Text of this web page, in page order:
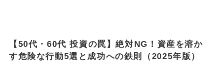
【50代・60代 投資の罠】絶対NG！資産を溶か
す危険な行動5選と成功への鉄則（2025年版）